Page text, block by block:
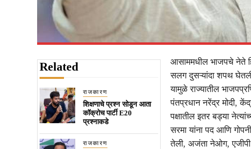
Related
राजकारण
शिक्षणाचे प्रश्न सोडून आता
कॉक्रोच पार्टी E20
प्रश्नाकडे
राजकारण
आसाममधील भाजपचे नेते
सलग दुसऱ्यांदा शपथ
यामुळे राज्यातील
पंतप्रधान नरेंद्र मोदी,
पक्षातील इतर बड्या
सरमा यांना पद आणि
तेली, अजंता नेओग, एजीपी